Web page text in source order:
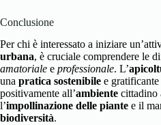
Conclusione
Per chi è interessato a iniziare
urbana, è cruciale comprendere le
amatoriale e professionale. L’
una pratica sostenibile e
positivamente all’ambiente cittadino
l’impollinazione delle piante e il
biodiversità.